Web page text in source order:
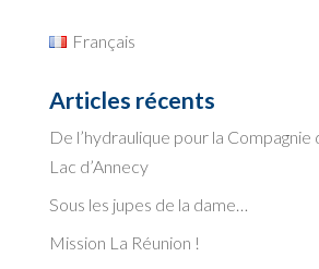
Français
Articles récents
De l’hydraulique pour la Compagnie
Lac d’Annecy
Sous les jupes de la dame…
Mission La Réunion !